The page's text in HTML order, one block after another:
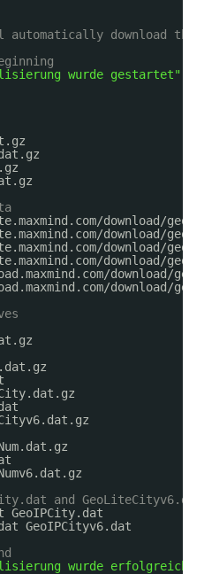
download the
wurde gestartet"
.maxmind.com/download/
.maxmind.com/download/
.maxmind.com/download/
.maxmind.com/download/
.maxmind.com/download/
.maxmind.com/download/
and GeoLiteCityv6.dat
GeoIPCity.dat
GeoIPCityv6.dat
wurde erfolgreich